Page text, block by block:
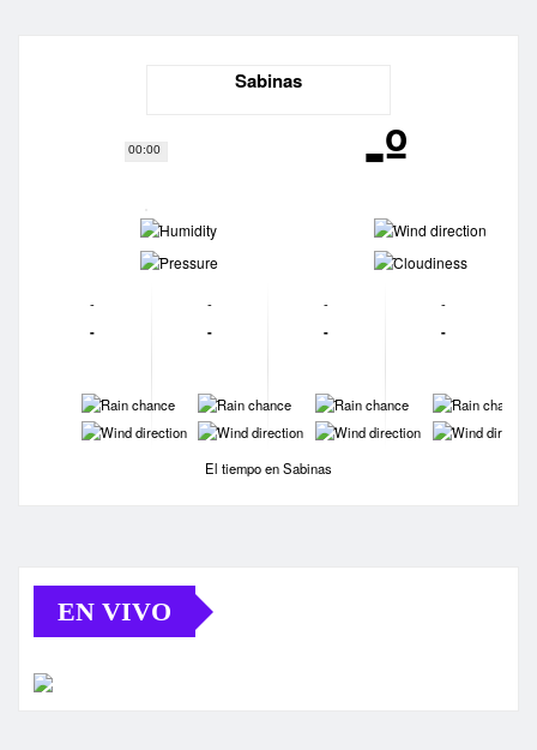
00:00
Sabinas
-º
-
-
-
-
-
-
-
-
-
-
-
-
-
-
-
-
-
-
-
-
El tiempo en Sabinas
EN VIVO